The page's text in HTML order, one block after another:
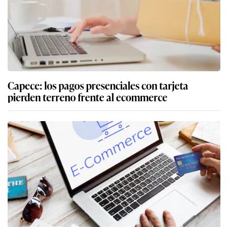
Capece: los pagos presenciales con tarjeta
pierden terreno frente al ecommerce